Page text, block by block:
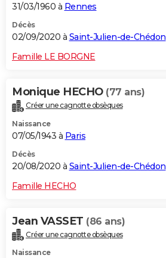
31/03/1960 à Rennes
Décès
02/09/2020 à Saint-Julien-de-Chédon
Famille LE BORGNE
Monique HECHO (77 ans)
Créer une cagnotte obsèques
Naissance
07/05/1943 à Paris
Décès
20/08/2020 à Saint-Julien-de-Chédon
Famille HECHO
Jean VASSET (86 ans)
Créer une cagnotte obsèques
Naissance